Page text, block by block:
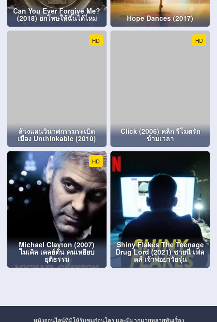
Can You Ever Forgive Me?
(2018) ยกโทษให้ฉันได้ไหม Hope Dances (2017)
HD
ล้วงแผนวินาศกรรมระเบิด
เมือง Unthinkable (2010)
HD
Click (2006) คลิก รีโมตรัก
ข้ามเวลา
HD
Michael Clayton (2007)
ไมเคิล เคลย์ตัน คนเหยียบ
ยุติธรรม
Shiny Flakes The Teenage
Drug Lord (2021) ชายนี่ เฟล
คส์ เจ้าพ่อยาวัยรุ่น
หนังออนไลน์ที่มีให้รับชมก่อนใคร และมีมากมายหลายพันเรื่อง